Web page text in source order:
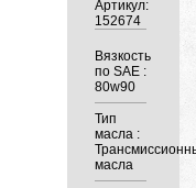
Артикул:
152674
Вязкость
по SAE :
80w90
Тип
масла :
масла